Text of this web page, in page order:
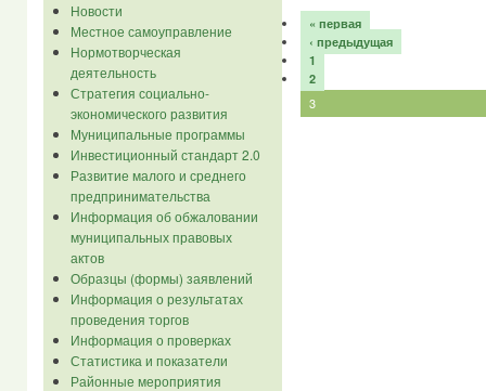
Новости
Местное самоуправление
Нормотворческая
деятельность
Стратегия социально-
экономического развития
Муниципальные программы
Инвестиционный стандарт 2.0
Развитие малого и среднего
предпринимательства
Информация об обжаловании
муниципальных правовых
актов
Образцы (формы) заявлений
Информация о результатах
проведения торгов
Информация о проверках
Статистика и показатели
Районные мероприятия
« первая
‹ предыдущая
1
2
3